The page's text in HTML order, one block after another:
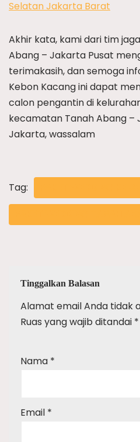
Selatan Jakarta Barat
Akhir kata, kami dari tim
Abang – Jakarta Pusat
terimakasih, dan semoga
Kebon Kacang ini dapat
calon pengantin di
kecamatan Tanah Abang –
Jakarta, wassalam
Tag:
Tinggalkan Balasan
Alamat email Anda tidak
Ruas yang wajib ditandai *
Nama *
Email *